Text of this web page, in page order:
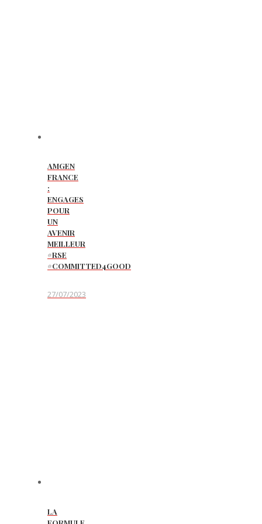
AMGEN
FRANCE
:
ENGAGES
POUR
UN
AVENIR
MEILLEUR
#RSE
#COMMITTED4GOOD
27/07/2023
LA